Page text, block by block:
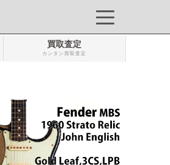
買取査定
カンタン買取査定